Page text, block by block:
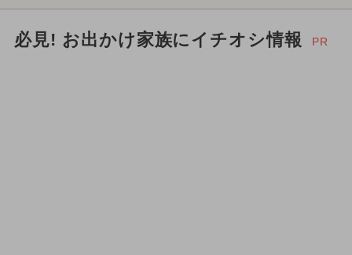
必見! お出かけ家族にイチオシ情報 PR